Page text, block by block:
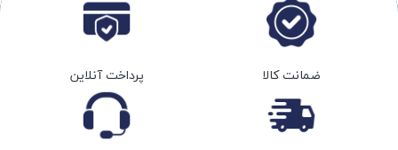
ضمانت کالا پرداخت آنلاین